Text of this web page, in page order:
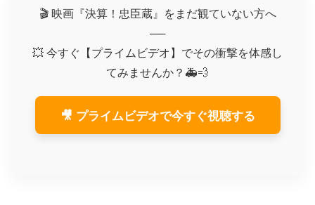
🎬 映画『決算！忠臣蔵』をまだ観ていない方へ
──
💥 今すぐ【プライムビデオ】でその衝撃を体感し
てみませんか？🚑💨
🎥 プライムビデオで今すぐ視聴する